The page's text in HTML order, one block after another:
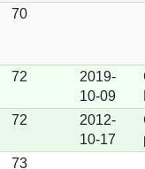
70
72
2019-
10-09
72
2012-
10-17
73